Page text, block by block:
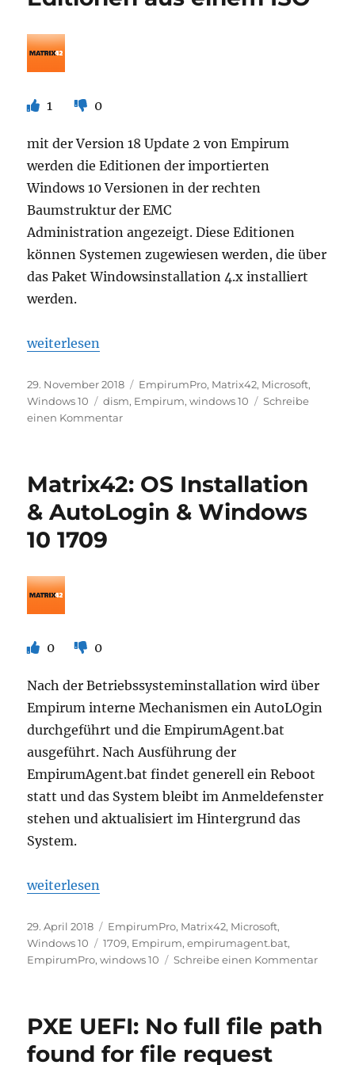
Erstellen
1 0
mit der Version 18 Update 2 von Empirum
werden die Editionen der importierten
Windows 10 Versionen in der rechten
Baumstruktur der EMC
Administration angezeigt. Diese Editionen
können Systemen zugewiesen werden, die über
das Paket Windowsinstallation 4.x installiert
werden.
„Matrix42 – Extrahieren von Betriebssystem
weiterlesen
Veröffentlicht
am
29. November 2018 Kategorien
EmpirumPro, Matrix42, Microsoft,
Windows 10
Schlagwörter
dism, Empirum,windows 10
Schreibe
einen Kommentarzu
von
Betriebssystem
Editionen
Matrix42: OS Installation
& AutoLogin & Windows
10 1709
0 0
Nach der Betriebssysteminstallation wird über
Empirum interne Mechanismen ein AutoLOgin
durchgeführt und die EmpirumAgent.bat
ausgeführt. Nach Ausführung der
EmpirumAgent.bat findet generell ein Reboot
statt und das System bleibt im Anmeldefenster
stehen und aktualisiert im Hintergrund das
System.
„Matrix42: OS Installation & AutoLogin & Windows
weiterlesen
Veröffentlicht
am
29. April 2018 Kategorien
EmpirumPro, Matrix42, Microsoft,
Windows 10
Schlagwörter
1709, Empirum,empirumagent.bat,
EmpirumPro,windows 10 Schreibe einen Kommentarzu
&
PXE UEFI: No full file path
found for file request